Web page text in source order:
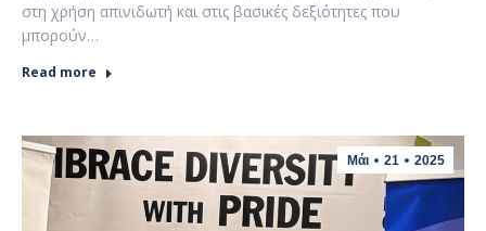
στη χρήση απινιδωτή και στις βασικές δεξιότητες που
μπορούν…
Read more
Μάι 21 2025